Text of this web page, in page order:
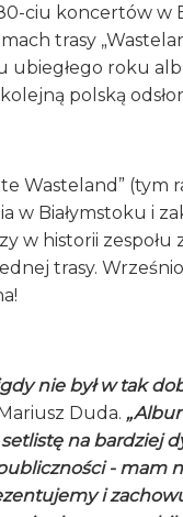
ciu koncertów w
trasy
roku
polską
Wasteland”
w Białymstoku i
w historii zespołu
trasy.
nie był w tak
Duda.
na bardziej
- mam
i